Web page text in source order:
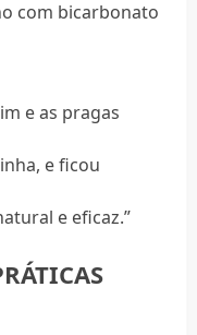
com bicarbonato
e as pragas
e ficou
e eficaz.”